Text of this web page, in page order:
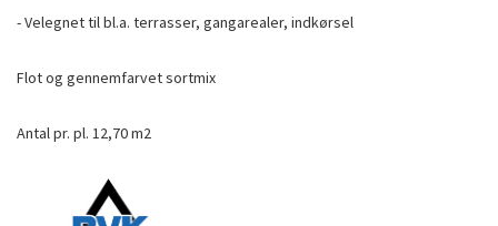
- Velegnet til bl.a. terrasser, gangarealer, indkørsel
Flot og gennemfarvet sortmix
Antal pr. pl. 12,70 m2